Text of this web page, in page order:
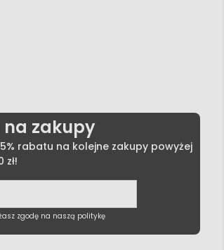
zakupy
rabatu na kolejne zakupy powyżej
zł!
zgodę na naszą politykę